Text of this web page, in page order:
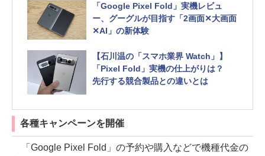
「Google Pixel Fold」実機レビュ
ー、グーグルが目指す「2画面✕大画面
✕AI」の新体験
【石川温の「スマホ業界 Watch」】
「Pixel Fold」実機の仕上がりは？
先行する競合製品との違いとは
各種キャンペーンを開催
「Google Pixel Fold」の予約や購入などで機種代金の